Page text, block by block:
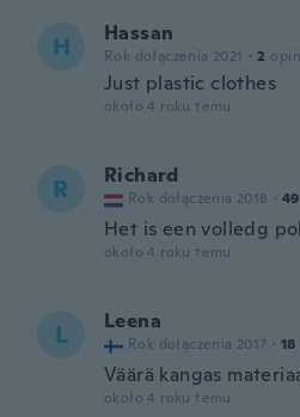
H Hassan
Rok dołączenia 2021 · 2
Just plastic clothes
około 4 roku temu
R Richard
Rok dołączenia 2018 · 49
Het is een volledg
około 4 roku temu
L Leena
Rok dołączenia 2017 · 18
Väärä kangas
około 4 roku temu